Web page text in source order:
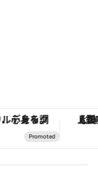
トックス。冨士信仰の歴史を辿り、心身を調える。 【銀座で出合う最旬美容】美髪ケアや